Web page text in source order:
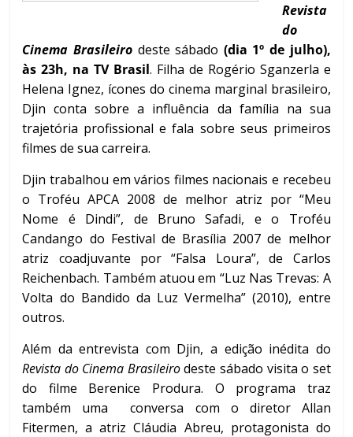
Revista
do
Cinema Brasileiro deste sábado (dia 1º de julho),
às 23h, na TV Brasil. Filha de Rogério Sganzerla e
Helena Ignez, ícones do cinema marginal brasileiro,
Djin conta sobre a influência da família na sua
trajetória profissional e fala sobre seus primeiros
filmes de sua carreira.
Djin trabalhou em vários filmes nacionais e recebeu
o Troféu APCA 2008 de melhor atriz por “Meu
Nome é Dindi”, de Bruno Safadi, e o Troféu
Candango do Festival de Brasília 2007 de melhor
atriz coadjuvante por “Falsa Loura”, de Carlos
Reichenbach. Também atuou em “Luz Nas Trevas: A
Volta do Bandido da Luz Vermelha” (2010), entre
outros.
Além da entrevista com Djin, a edição inédita do
Revista do Cinema Brasileirodeste sábado visita o set
do filme Berenice Produra. O programa traz
também uma conversa com o diretor Allan
Fitermen, a atriz Cláudia Abreu, protagonista do